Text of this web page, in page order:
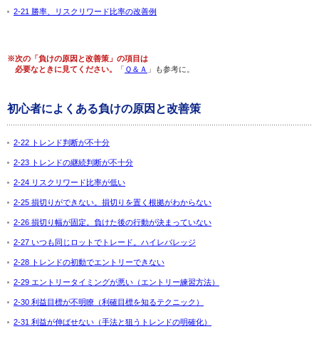
2-21 勝率、リスクリワード比率の改善例
※次の「負けの原因と改善策」の項目は
必要なときに見てください。
「 Ｑ＆Ａ 」も参考に。
初心者によくある負けの原因と改善策
2-22 トレンド判断が不十分
2-23 トレンドの継続判断が不十分
2-24 リスクリワード比率が低い
2-25 損切りができない。損切りを置く根拠がわからない
2-26 損切り幅が固定。負けた後の行動が決まっていない
2-27 いつも同じロットでトレード。ハイレバレッジ
2-28 トレンドの初動でエントリーできない
2-29 エントリータイミングが悪い（エントリー練習方法）
2-30 利益目標が不明瞭（利確目標を知るテクニック）
2-31 利益が伸ばせない（手法と狙うトレンドの明確化）